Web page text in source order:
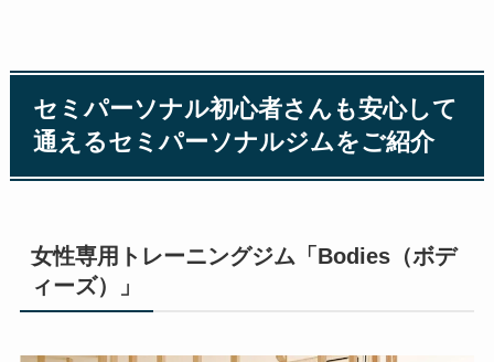
セミパーソナル初心者さんも安心して
通えるセミパーソナルジムをご紹介
女性専用トレーニングジム「Bodies（ボデ
ィーズ）」